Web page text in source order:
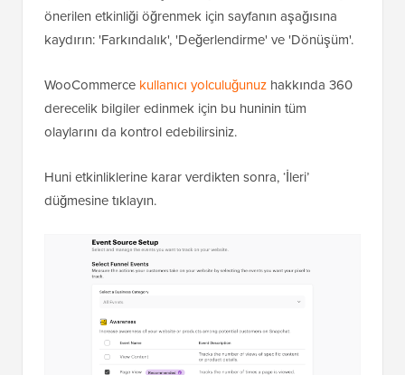
önerilen etkinliği öğrenmek için sayfanın aşağısına
kaydırın: 'Farkındalık', 'Değerlendirme' ve 'Dönüşüm'.
WooCommerce kullanıcı yolculuğunuz hakkında 360
derecelik bilgiler edinmek için bu huninin tüm
olaylarını da kontrol edebilirsiniz.
Huni etkinliklerine karar verdikten sonra, ‘İleri’
düğmesine tıklayın.